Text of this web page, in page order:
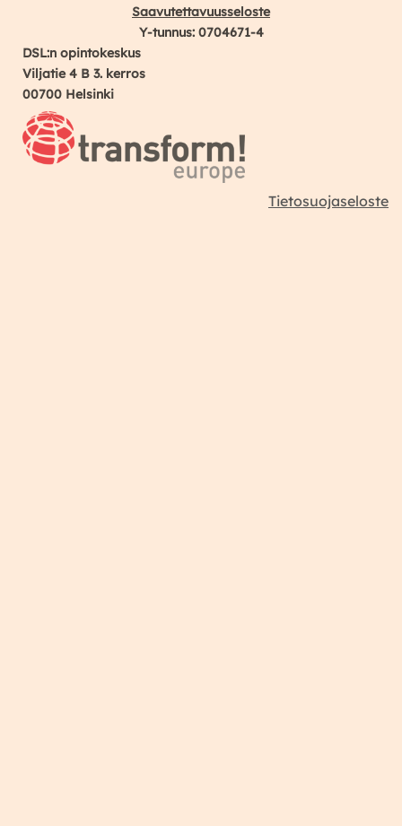
Saavutettavuusseloste
Y-tunnus: 0704671-4
DSL:n opintokeskus
Viljatie 4 B 3. kerros
00700 Helsinki
Tietosuojaseloste